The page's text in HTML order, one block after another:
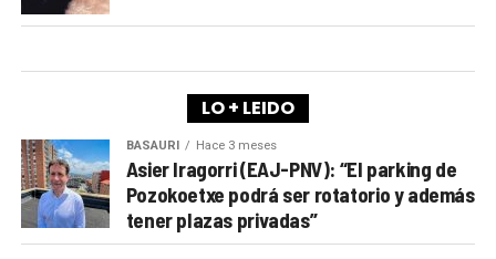
LO + LEIDO
BASAURI Hace 3 meses
Asier Iragorri (EAJ-PNV): “El parking de
Pozokoetxe podrá ser rotatorio y además
tener plazas privadas”